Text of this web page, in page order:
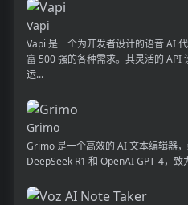
Vapi
Vapi 是一个为开发者设计的语音 AI
富 500 强的各种需求。其灵活的 API
运...
Grimo
Grimo 是一个高效的 AI 文本编辑器
DeepSeek R1 和 OpenAI GPT-4，